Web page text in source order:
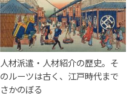
人材派遣・人材紹介の歴史。そ
のルーツは古く、江戸時代まで
さかのぼる